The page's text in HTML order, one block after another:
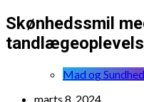
Skønhedssmil
Mad og Sundhed
marts 8, 2024